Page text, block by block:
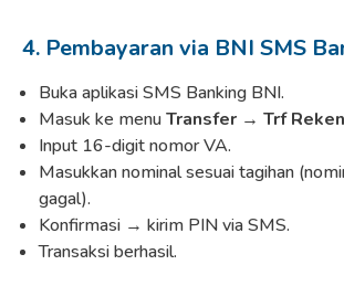
4. Pembayaran via BNI SMS
Buka aplikasi SMS Banking BNI.
Masuk ke menuTransfer → Trf
Input 16-digit nomor VA.
Masukkan nominal sesuai tagihan
gagal).
Konfirmasi → kirim PIN via SMS.
Transaksi berhasil.